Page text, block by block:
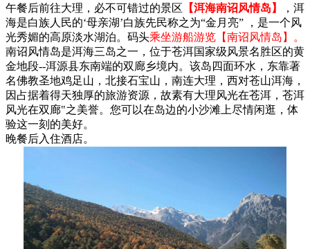
午餐后前往大理，必不可错过的景区 【洱海南诏风情岛】
，洱
海是白族人民的‘母亲湖’白族先民称之为“金月亮” ，是一个风
光秀媚的高原淡水湖泊。码头乘坐游船游览【南诏风情岛】。
南诏风情岛是洱海三岛之一，位于苍洱国家级风景名胜区的黄
金地段--洱源县东南端的双廊乡境内。该岛四面环水，东靠著
名佛教圣地鸡足山，北接石宝山，南连大理，西对苍山洱海，
因占据着得天独厚的旅游资源，故素有大理风光在苍洱，苍洱
风光在双廊"之美誉。您可以在岛边的小沙滩上尽情闲逛，体
验这一刻的美好。
晚餐后入住酒店。